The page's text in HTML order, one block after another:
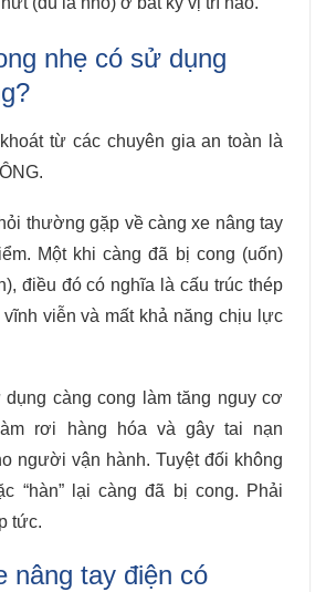
nhẹ có sử dụng
từ các chuyên gia an toàn là
thường gặp về càng xe nâng tay
Một khi càng đã bị cong (uốn)
điều đó có nghĩa là cấu trúc thép
viễn và mất khả năng chịu lực
càng cong làm tăng nguy cơ
rơi hàng hóa và gây tai nạn
người vận hành. Tuyệt đối không
“hàn” lại càng đã bị cong. Phải
tức.
nâng tay điện có